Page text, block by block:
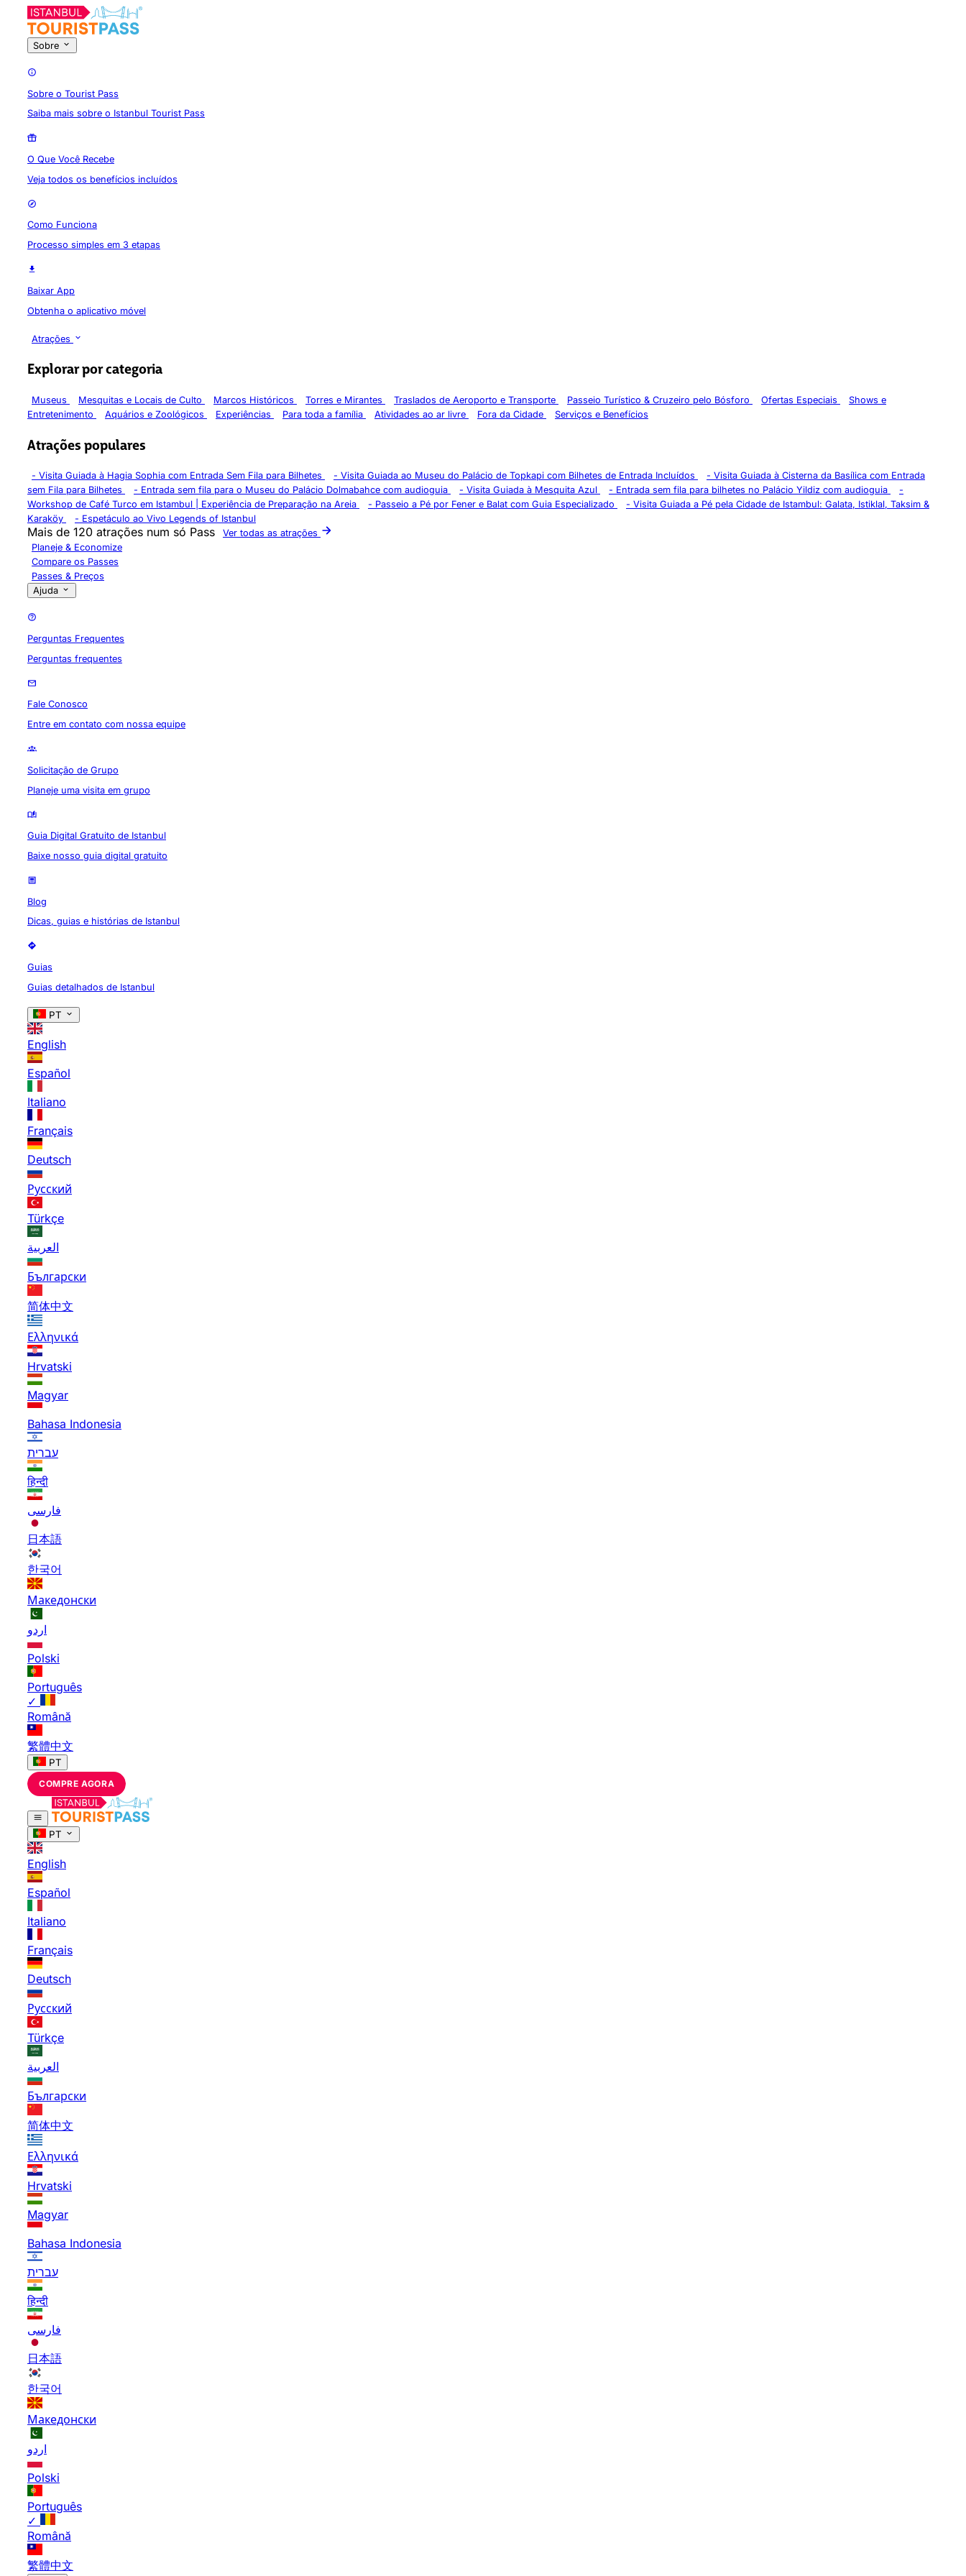
Sobre
Sobre o Tourist Pass
Saiba mais sobre o Istanbul Tourist Pass
O Que Você Recebe
Veja todos os benefícios incluídos
Como Funciona
Processo simples em 3 etapas
Baixar App
Obtenha o aplicativo móvel
Atrações
Explorar por categoria
Museus Mesquitas e Locais de Culto Marcos Históricos Torres e Mirantes Traslados de Aeroporto e Transporte Passeio Turístico & Cruzeiro pelo Bósforo Ofertas Especiais
Shows e
Entretenimento
Aquários e Zoológicos Experiências Para toda a família Atividades ao ar livre Fora da Cidade Serviços e Benefícios
Atrações populares
- Visita Guiada à Hagia Sophia com Entrada Sem Fila para Bilhetes - Visita Guiada ao Museu do Palácio de Topkapi com Bilhetes de Entrada Incluídos - Visita Guiada à Cisterna da Basílica com Entrada
sem Fila para Bilhetes
- Entrada sem fila para o Museu do Palácio Dolmabahce com audioguia - Visita Guiada à Mesquita Azul - Entrada sem fila para bilhetes no Palácio Yildiz com audioguia
-
Workshop de Café Turco em Istambul | Experiência de Preparação na Areia
- Passeio a Pé por Fener e Balat com Guia Especializado - Visita Guiada a Pé pela Cidade de Istambul: Galata, Istiklal, Taksim &
Karaköy
- Espetáculo ao Vivo Legends of Istanbul
Mais de 120 atrações num só Pass
Ver todas as atrações
Planeje & Economize
Compare os Passes
Passes & Preços
Ajuda
Perguntas Frequentes
Perguntas frequentes
Fale Conosco
Entre em contato com nossa equipe
Solicitação de Grupo
Planeje uma visita em grupo
Guia Digital Gratuito de Istanbul
Baixe nosso guia digital gratuito
Blog
Dicas, guias e histórias de Istanbul
Guias
Guias detalhados de Istanbul
PT
English
Español
Italiano
Français
Deutsch
Русский
Türkçe
العربية
Български
简体中文
Ελληνικά
Hrvatski
Magyar
Bahasa Indonesia
עברית
हिन्दी
فارسی
日本語
한국어
Македонски
اردو
Polski
Português
✓
Română
繁體中文
PT
COMPRE AGORA
PT
English
Español
Italiano
Français
Deutsch
Русский
Türkçe
العربية
Български
简体中文
Ελληνικά
Hrvatski
Magyar
Bahasa Indonesia
עברית
हिन्दी
فارسی
日本語
한국어
Македонски
اردو
Polski
Português
✓
Română
繁體中文